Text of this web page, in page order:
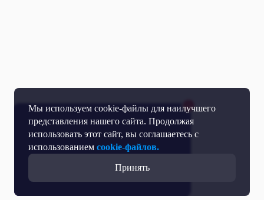
Мы используем cookie-файлы для наилучшего
представления нашего сайта. Продолжая
использовать этот сайт, вы соглашаетесь с
использованием cookie-файлов.
Принять